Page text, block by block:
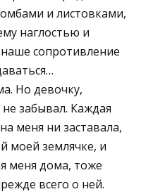
и листовками,
наглостью и
сопротивление
Но девочку,
забывал. Каждая
меня ни заставала,
моей землячке, и
меня дома, тоже
всего о ней.